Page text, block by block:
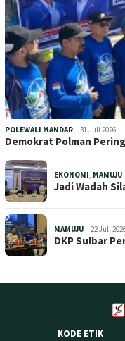
POLEWALI MANDAR 31 Juli 2026
Demokrat Polman
EKONOMI, MAMUJU
Jadi Wadah
MAMUJU 22 Juli
DKP Sulbar
KODE ETIK